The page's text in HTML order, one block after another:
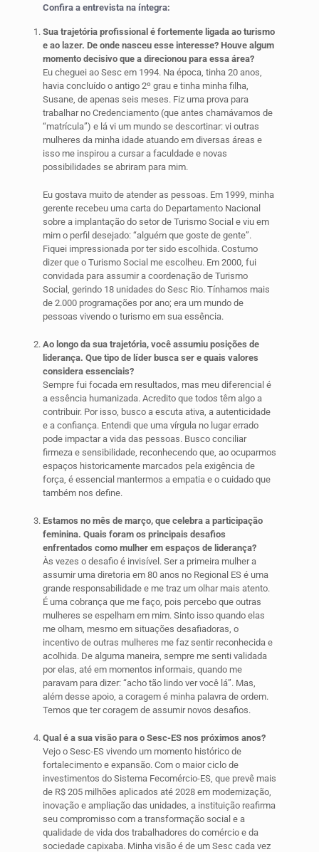
Confira a entrevista na íntegra:
Sua trajetória profissional é fortemente ligada ao turismo
e ao lazer. De onde nasceu esse interesse? Houve algum
momento decisivo que a direcionou para essa área?
Eu cheguei ao Sesc em 1994. Na época, tinha 20 anos,
havia concluído o antigo 2º grau e tinha minha filha,
Susane, de apenas seis meses. Fiz uma prova para
trabalhar no Credenciamento (que antes chamávamos de
“matrícula”) e lá vi um mundo se descortinar: vi outras
mulheres da minha idade atuando em diversas áreas e
isso me inspirou a cursar a faculdade e novas
possibilidades se abriram para mim.
Eu gostava muito de atender as pessoas. Em 1999, minha
gerente recebeu uma carta do Departamento Nacional
sobre a implantação do setor de Turismo Social e viu em
mim o perfil desejado: “alguém que goste de gente”.
Fiquei impressionada por ter sido escolhida. Costumo
dizer que o Turismo Social me escolheu. Em 2000, fui
convidada para assumir a coordenação de Turismo
Social, gerindo 18 unidades do Sesc Rio. Tínhamos mais
de 2.000 programações por ano; era um mundo de
pessoas vivendo o turismo em sua essência.
Ao longo da sua trajetória, você assumiu posições de
liderança. Que tipo de líder busca ser e quais valores
considera essenciais?
Sempre fui focada em resultados, mas meu diferencial é
a essência humanizada. Acredito que todos têm algo a
contribuir. Por isso, busco a escuta ativa, a autenticidade
e a confiança. Entendi que uma vírgula no lugar errado
pode impactar a vida das pessoas. Busco conciliar
firmeza e sensibilidade, reconhecendo que, ao ocuparmos
espaços historicamente marcados pela exigência de
força, é essencial mantermos a empatia e o cuidado que
também nos define.
Estamos no mês de março, que celebra a participação
feminina. Quais foram os principais desafios
enfrentados como mulher em espaços de liderança?
Às vezes o desafio é invisível. Ser a primeira mulher a
assumir uma diretoria em 80 anos no Regional ES é uma
grande responsabilidade e me traz um olhar mais atento.
É uma cobrança que me faço, pois percebo que outras
mulheres se espelham em mim. Sinto isso quando elas
me olham, mesmo em situações desafiadoras, o
incentivo de outras mulheres me faz sentir reconhecida e
acolhida. De alguma maneira, sempre me senti validada
por elas, até em momentos informais, quando me
paravam para dizer: “acho tão lindo ver você lá”. Mas,
além desse apoio, a coragem é minha palavra de ordem.
Temos que ter coragem de assumir novos desafios.
Qual é a sua visão para o Sesc-ES nos próximos anos?
Vejo o Sesc-ES vivendo um momento histórico de
fortalecimento e expansão. Com o maior ciclo de
investimentos do Sistema Fecomércio-ES, que prevê mais
de R$ 205 milhões aplicados até 2028 em modernização,
inovação e ampliação das unidades, a instituição reafirma
seu compromisso com a transformação social e a
qualidade de vida dos trabalhadores do comércio e da
sociedade capixaba. Minha visão é de um Sesc cada vez